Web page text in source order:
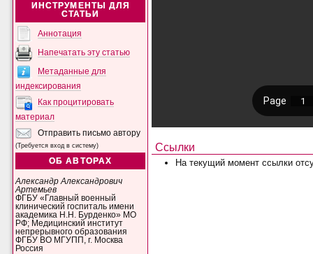
ИНСТРУМЕНТЫ ДЛЯ
СТАТЬИ
Аннотация
Напечатать эту статью
Метаданные для
индексирования
Как процитировать
материал
Отправить письмо автору
(Требуется вход в систему)
ОБ АВТОРАХ
Александр Александрович
Артемьев
ФГБУ «Главный военный
клинический госпиталь имени
академика Н.Н. Бурденко» МО
РФ; Медицинский институт
непрерывного образования
ФГБУ ВО МГУПП, г. Москва
Россия
Ссылки
На текущий момент ссылки